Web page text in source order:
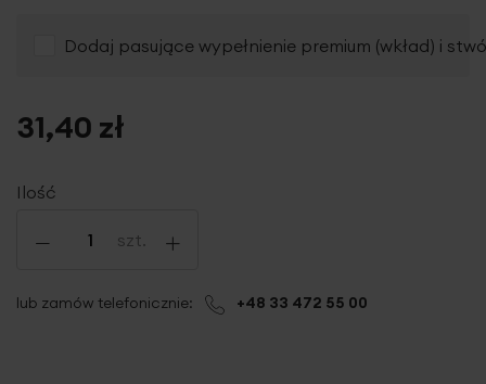
Dodaj pasujące wypełnienie premium (wkład) i
Ilość
- szt. +
31,40 zł
lub zamów telefonicznie: +48 33 472 55 00